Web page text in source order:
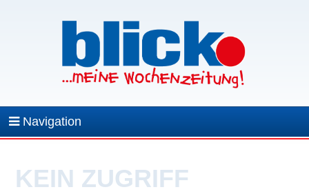
Navigation
KEIN ZUGRIFF